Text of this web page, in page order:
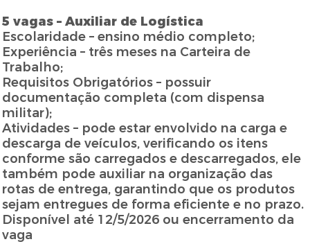
5 vagas – Auxiliar de Logística
Escolaridade – ensino médio completo;
Experiência – três meses na Carteira de
Trabalho;
Requisitos Obrigatórios – possuir
documentação completa (com dispensa
militar);
Atividades – pode estar envolvido na carga e
descarga de veículos, verificando os itens
conforme são carregados e descarregados, ele
também pode auxiliar na organização das
rotas de entrega, garantindo que os produtos
sejam entregues de forma eficiente e no prazo.
Disponível até 12/5/2026 ou encerramento da
vaga